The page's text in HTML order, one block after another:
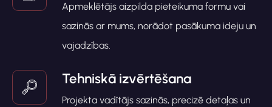
Apmeklētājs aizpilda pieteikuma formu vai
sazinās ar mums, norādot pasākuma ideju un
vajadzības.
Tehniskā izvērtēšana
Projekta vadītājs sazinās, precizē detaļas un